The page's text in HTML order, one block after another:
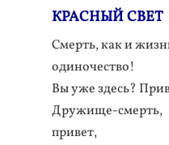
КРАСНЫЙ СВЕТ
Смерть, как и
одиночество!
Вы уже здесь?
Дружище-смерть,
привет,